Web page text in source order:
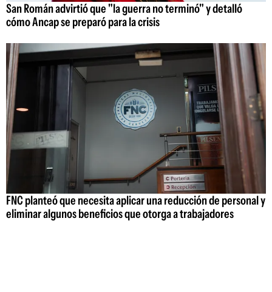
San Román advirtió que "la guerra no terminó" y detalló
cómo Ancap se preparó para la crisis
FNC planteó que necesita aplicar una reducción de personal y
eliminar algunos beneficios que otorga a trabajadores